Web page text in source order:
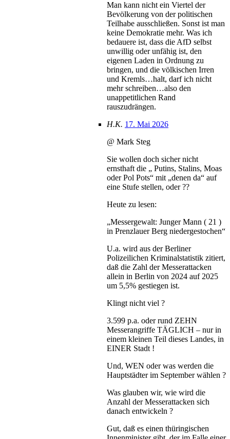
Man kann nicht ein Viertel der
Bevölkerung von der politischen
Teilhabe ausschließen. Sonst ist man
keine Demokratie mehr. Was ich
bedauere ist, dass die AfD selbst
unwillig oder unfähig ist, den
eigenen Laden in Ordnung zu
bringen, und die völkischen Irren
und Kremls…halt, darf ich nicht
mehr schreiben…also den
unappetitlichen Rand
rauszudrängen.
H.K. 17. Mai 2026
@ Mark Steg
Sie wollen doch sicher nicht
ernsthaft die „ Putins, Stalins, Moas
oder Pol Pots“ mit „denen da“ auf
eine Stufe stellen, oder ??
Heute zu lesen:
„Messergewalt: Junger Mann ( 21 )
in Prenzlauer Berg niedergestochen“
U.a. wird aus der Berliner
Polizeilichen Kriminalstatistik zitiert,
daß die Zahl der Messerattacken
allein in Berlin von 2024 auf 2025
um 5,5% gestiegen ist.
Klingt nicht viel ?
3.599 p.a. oder rund ZEHN
Messerangriffe TÄGLICH – nur in
einem kleinen Teil dieses Landes, in
EINER Stadt !
Und, WEN oder was werden die
Hauptstädter im September wählen ?
Was glauben wir, wie wird die
Anzahl der Messerattacken sich
danach entwickeln ?
Gut, daß es einen thüringischen